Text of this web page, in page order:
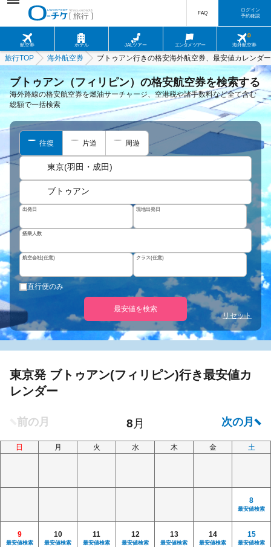
航空券 ホテル JALツアー エンタメツアー 海外航空券
FAQ
ログイン
予約確認
旅行TOP 海外航空券 ブトゥアン行きの格安海外航空券、最安値カレンダー
ブトゥアン（フィリピン）の格安航空券を検索する
海外路線の格安航空券を燃油サーチャージ、空港税や諸手数料など全て含む
総額で一括検索
往復 片道 周遊
東京(羽田・成田)
ブトゥアン
出発日 現地出発日
搭乗人数
航空会社(任意) クラス(任意)
直行便のみ
最安値を検索
リセット
東京発 ブトゥアン(フィリピン)行き最安値カ
レンダー
日 月 火 水 木 金 土
8
最安値検索
9
最安値検索
10
最安値検索
11
最安値検索
12
最安値検索
13
最安値検索
14
最安値検索
15
最安値検索